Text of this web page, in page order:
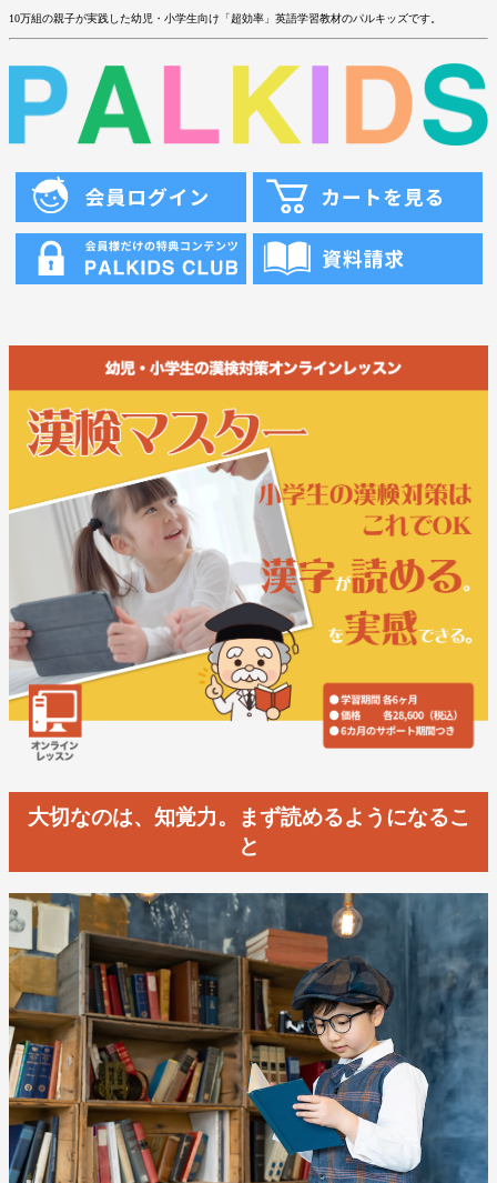
10万組の親子が実践した幼児・小学生向け「超効率」英語学習教材のパルキッズです。
大切なのは、知覚力。まず読めるようになるこ
と